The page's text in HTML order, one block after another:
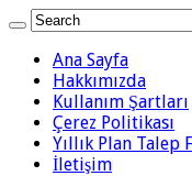
Ana Sayfa
Hakkımızda
Kullanım Şartları
Çerez Politikası
Yıllık Plan Talep
İletişim